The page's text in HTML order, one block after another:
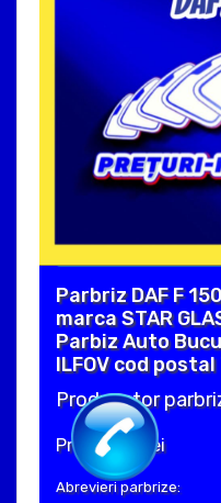
Parbriz DAF F
marca STAR
Parbiz Auto
ILFOV cod
Producator
Pret : 860 Lei
Abrevieri parbrize: